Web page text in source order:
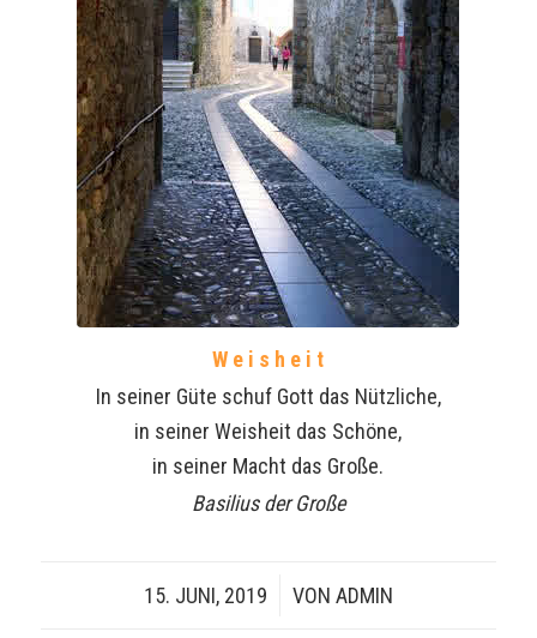
W e i s h e i t
In seiner Güte schuf Gott das Nützliche,
in seiner Weisheit das Schöne,
in seiner Macht das Große.
Basilius der Große
15. JUNI, 2019
/ VON ADMIN